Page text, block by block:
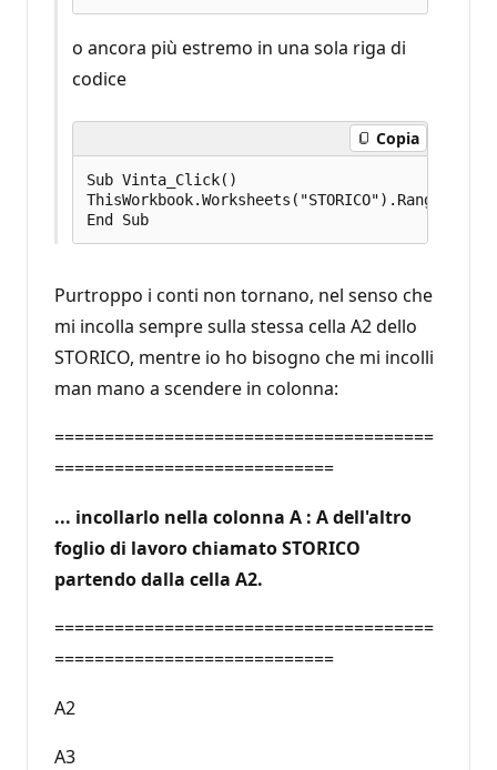
o ancora più estremo in una sola riga di
codice
Copia
Sub Vinta_Click()
End Sub
Purtroppo i conti non tornano, nel senso che
mi incolla sempre sulla stessa cella A2 dello
STORICO, mentre io ho bisogno che mi incolli
man mano a scendere in colonna:
======================================
============================
... incollarlo nella colonna A : A dell'altro
foglio di lavoro chiamato STORICO
partendo dalla cella A2.
======================================
============================
A2
A3